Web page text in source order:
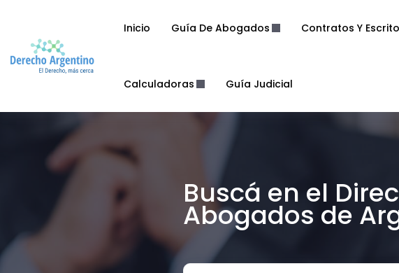
Inicio Guía De Abogados Contratos Y
Calculadoras Guía Judicial
Buscá en el
Abogados de